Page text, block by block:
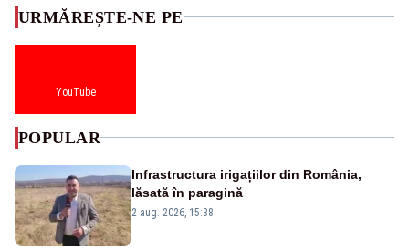
URMĂREȘTE-NE PE
YouTube
POPULAR
Infrastructura irigațiilor din România,
lăsată în paragină
2 aug. 2026, 15:38